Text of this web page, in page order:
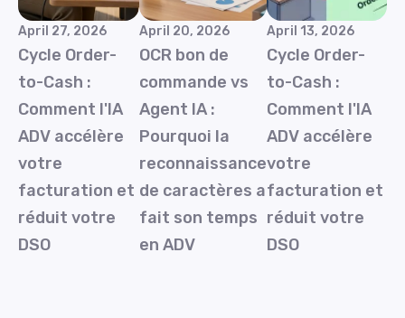
April 27, 2026
Cycle Order-
to-Cash :
Comment l'IA
ADV accélère
votre
facturation et
réduit votre
DSO
April 20, 2026
OCR bon de
commande vs
Agent IA :
Pourquoi la
reconnaissance
de caractères a
fait son temps
en ADV
April 13, 2026
Cycle Order-
to-Cash :
Comment l'IA
ADV accélère
votre
facturation et
réduit votre
DSO